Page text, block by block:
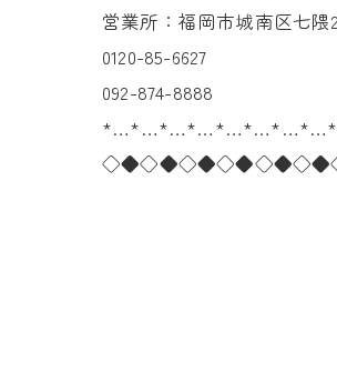
営業所：福岡市城南区七隈
0120-85-6627
092-874-8888